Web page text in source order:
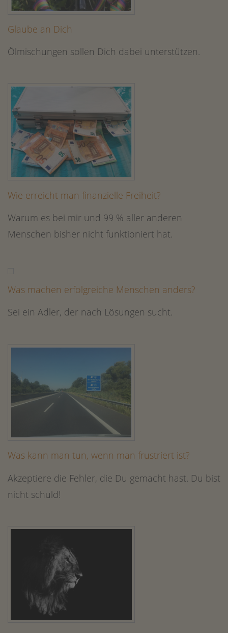
Glaube an Dich
Ölmischungen sollen Dich dabei unterstützen.
Wie erreicht man finanzielle Freiheit?
Warum es bei mir und 99 % aller anderen
Menschen bisher nicht funktioniert hat.
Was machen erfolgreiche Menschen anders?
Sei ein Adler, der nach Lösungen sucht.
Was kann man tun, wenn man frustriert ist?
Akzeptiere die Fehler, die Du gemacht hast. Du bist
nicht schuld!